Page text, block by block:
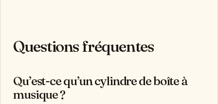
Questions fréquentes
Qu’est-ce qu’un cylindre de boîte à
musique ?